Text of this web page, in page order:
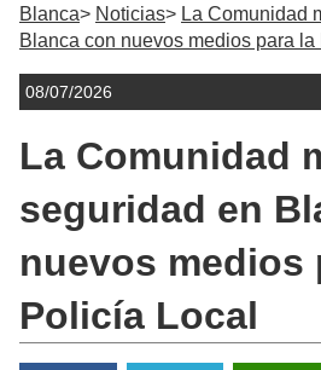
Blanca Noticias
La Comunidad
Blanca con nuevos medios para la
08/07/2026
La Comunidad
seguridad en
nuevos medios
Policía Local